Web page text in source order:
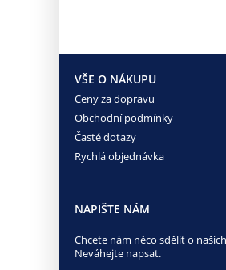
VŠE O NÁKUPU
Ceny za dopravu
Obchodní podmínky
Časté dotazy
Rychlá objednávka
NAPIŠTE NÁM
Chcete nám něco sdělit o
Neváhejte napsat.